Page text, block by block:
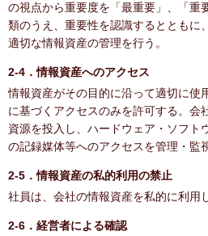
の視点から重要度を「最重要」、「重
類のうえ、重要性を認識するとともに
適切な情報資産の管理を行う。
2-4．情報資産へのアクセス
情報資産がその目的に沿って適切に使
に基づくアクセスのみを許可する。会
資源を投入し、ハードウェア・ソフト
の記録媒体等へのアクセスを管理・監
2-5．情報資産の私的利用の禁止
社員は、会社の情報資産を私的に利用
2-6．経営者による確認